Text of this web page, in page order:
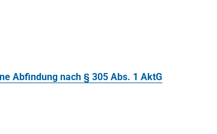
Abfindung nach § 305 Abs. 1 AktG